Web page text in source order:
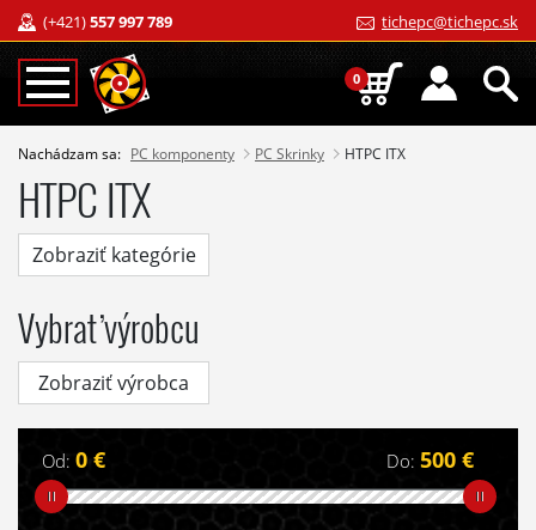
(+421)557 997 789 tichepc@tichepc.sk
0
Nachádzam sa: PC komponenty PC Skrinky HTPC ITX
HTPC ITX
Zobraziť kategórie
Vybrať výrobcu
Zobraziť výrobca
Od: 0 € Do: 500 €